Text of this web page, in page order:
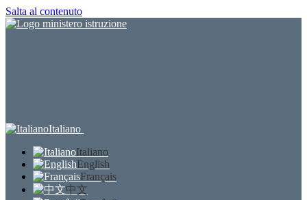
Salta al contenuto
Italiano
Italiano
English
Français
中文